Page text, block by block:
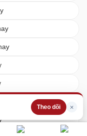
Theo dõi ×